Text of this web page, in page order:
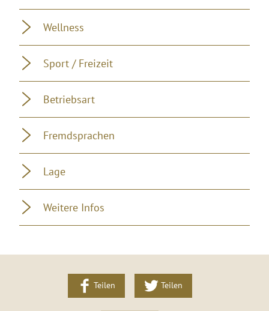
Wellness
Sport / Freizeit
Betriebsart
Fremdsprachen
Lage
Weitere Infos
Teilen Teilen